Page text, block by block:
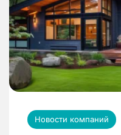
Новости компаний